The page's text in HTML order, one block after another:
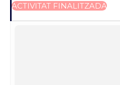
ACTIVITAT FINALITZADA